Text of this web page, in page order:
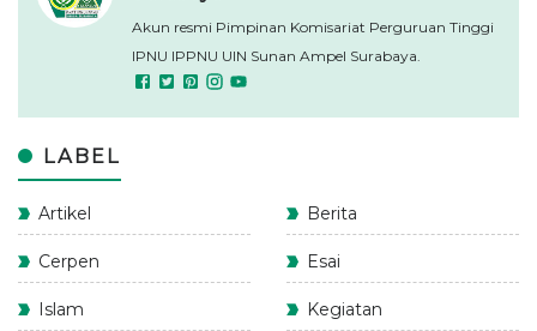
Akun resmi Pimpinan Komisariat Perguruan Tinggi
IPNU IPPNU UIN Sunan Ampel Surabaya.
LABEL
Artikel Berita
Cerpen Esai
Islam Kegiatan